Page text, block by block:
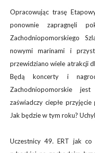
Opracowując trasę
ponownie zapragnęli
Zachodniopomorskiego
nowymi marinami i
przewidziano wiele atrakcji
Będą koncerty i
Zachodniopomorskie
zaświadczy ciepłe
Jak będzie w tym roku?
Uczestnicy 49. ERT jak